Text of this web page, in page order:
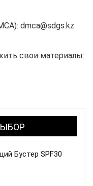
dmca@sdgs.kz
свои материалы:
Бустер SPF30